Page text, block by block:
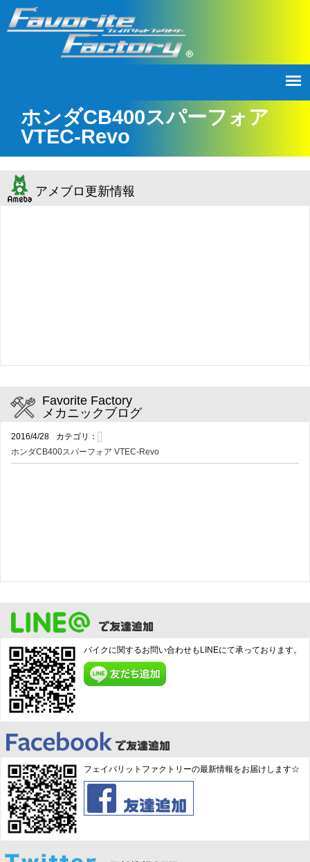
ホンダCB400スパーフォア
VTEC-Revo
アメブロ更新情報
Favorite Factory
メカニックブログ
2016/4/28
カテゴリ：
ホンダCB400スパーフォア VTEC-Revo
バイクに関するお問い合わせもLINEにて承っております。
フェイバリットファクトリーの最新情報をお届けします☆